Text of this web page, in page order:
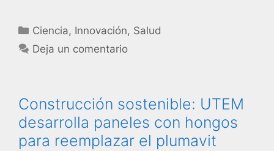
Ciencia, Innovación, Salud
Deja un comentario
Construcción sostenible: UTEM
desarrolla paneles con hongos
para reemplazar el plumavit